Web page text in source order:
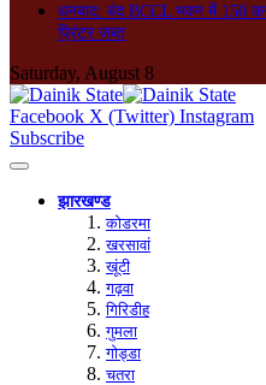
धनबाद: बंद BCCL भवन में 150
प्रिंटर जब्त
Saturday, August 8
Facebook X (Twitter) Instagram
Subscribe
झारखण्ड
कोडरमा
खरसावां
खूंटी
गढ़वा
गिरिडीह
गुमला
गोड्डा
चतरा